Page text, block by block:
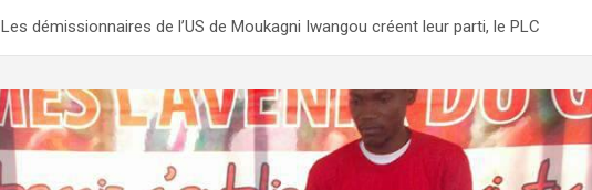
Les démissionnaires de l’US de Moukagni Iwangou créent leur parti, le PLC